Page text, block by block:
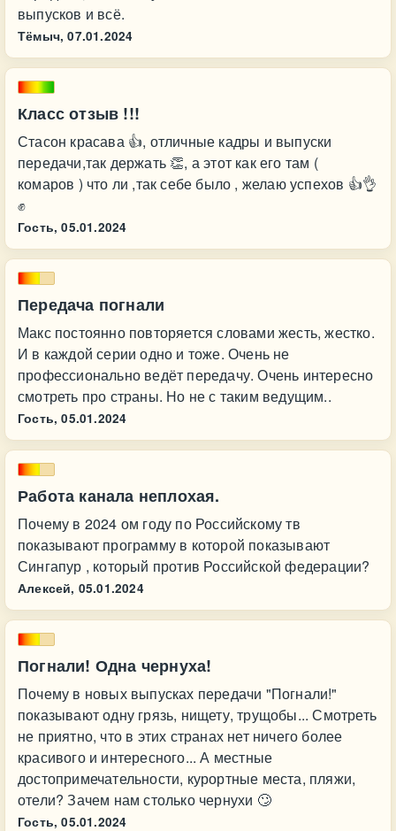
выпусков и всё.
Тёмыч, 07.01.2024
Класс отзыв !!!
Стасон красава 👍, отличные кадры и выпуски
передачи,так держать 👏, а этот как его там (
комаров ) что ли ,так себе было , желаю успехов 👍👌
✊
Гость, 05.01.2024
Передача погнали
Макс постоянно повторяется словами жесть, жестко.
И в каждой серии одно и тоже. Очень не
профессионально ведёт передачу. Очень интересно
смотреть про страны. Но не с таким ведущим..
Гость, 05.01.2024
Работа канала неплохая.
Почему в 2024 ом году по Российскому тв
показывают программу в которой показывают
Сингапур , который против Российской федерации?
Алексей, 05.01.2024
Погнали! Одна чернуха!
Почему в новых выпусках передачи "Погнали!"
показывают одну грязь, нищету, трущобы... Смотреть
не приятно, что в этих странах нет ничего более
красивого и интересного... А местные
достопримечательности, курортные места, пляжи,
отели? Зачем нам столько чернухи 🙄
Гость, 05.01.2024